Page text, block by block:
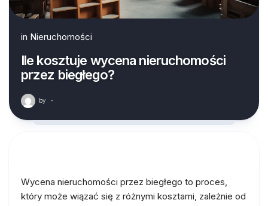
in Nieruchomości
Ile kosztuje wycena nieruchomości
przez biegłego?
by ·
Wycena nieruchomości przez biegłego to proces,
który może wiązać się z różnymi kosztami, zależnie od